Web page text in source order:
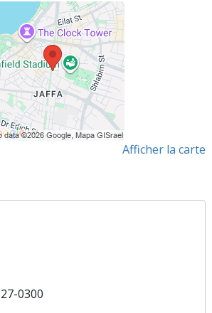
Afficher la carte
0300